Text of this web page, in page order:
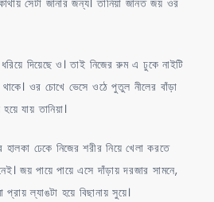
সেটা জানার জন্য। তানিয়া জানত জয় ওর
দিয়েছে ও। তাই নিজের রুম এ ঢুকে নাইটি
ওর চোখে ভেসে ওঠে পুতুল নীলের বাঁড়া
যায় তানিয়া।
ঢেকে নিজের শরীর নিয়ে খেলা করতে
জয় পায়ে পায়ে এসে দাঁড়ায় দরজার সামনে,
প্রায় ল্যাঙটা হয়ে বিছানায় সুয়ে।